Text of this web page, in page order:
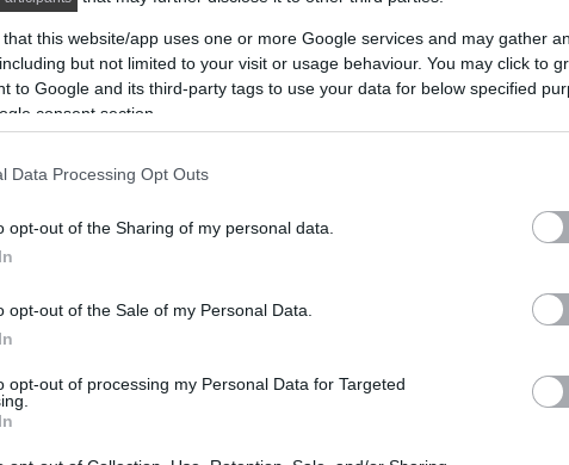
that this website/app uses one or more Google services and may gather
but not limited to your visit or usage behaviour. You may click to
to Google and its third-party tags to use your data for below specified
consent section.
Data Processing Opt Outs
opt-out of the Sharing of my personal data.
opt-out of the Sale of my Personal Data.
opt-out of processing my Personal Data for Targeted
az LG két